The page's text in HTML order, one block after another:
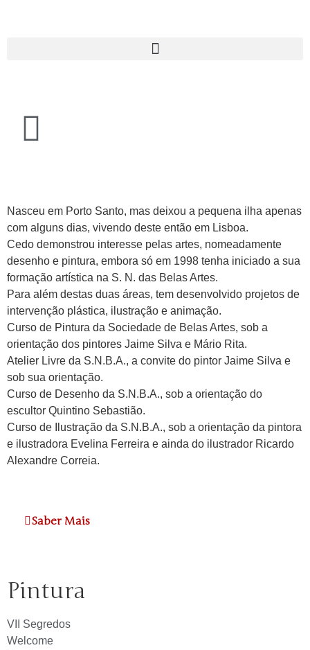
Nasceu em Porto Santo, mas deixou a pequena ilha apenas
com alguns dias, vivendo deste então em Lisboa.
Cedo demonstrou interesse pelas artes, nomeadamente
desenho e pintura, embora só em 1998 tenha iniciado a sua
formação artística na S. N. das Belas Artes.
Para além destas duas áreas, tem desenvolvido projetos de
intervenção plástica, ilustração e animação.
Curso de Pintura da Sociedade de Belas Artes, sob a
orientação dos pintores Jaime Silva e Mário Rita.
Atelier Livre da S.N.B.A., a convite do pintor Jaime Silva e
sob sua orientação.
Curso de Desenho da S.N.B.A., sob a orientação do
escultor Quintino Sebastião.
Curso de Ilustração da S.N.B.A., sob a orientação da pintora
e ilustradora Evelina Ferreira e ainda do ilustrador Ricardo
Alexandre Correia.
Saber Mais
Pintura
VII Segredos
Welcome